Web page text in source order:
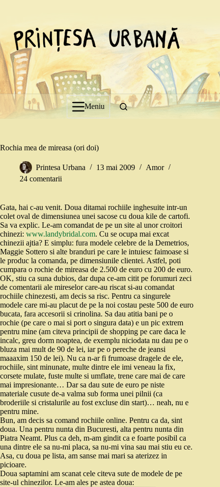
Meniu
Rochia mea de mireasa (ori doi)
Printesa Urbana 13 mai 2009
Amor
24 comentarii
Gata, hai c-au venit. Doua ditamai rochiile inghesuite intr-un
colet oval de dimensiunea unei sacose cu doua kile de cartofi.
Sa va explic. Le-am comandat de pe un site al unor croitori
chinezi: www.landybridal.com. Cu se ocupa mai excat
chinezii ajtia? E simplu: fura modele celebre de la Demetrios,
Maggie Sottero si alte branduri pe care le intuiesc faimoase si
le produc la comanda, pe dimensiunile clientei. Astfel, poti
cumpara o rochie de mireasa de 2.500 de euro cu 200 de euro.
OK, stiu ca suna dubios, dar dupa ce-am citit pe forumuri zeci
de comentarii ale mireselor care-au riscat si-au comandat
rochiile chinezesti, am decis sa risc. Pentru ca singurele
modele care mi-au placut de pe la noi costau peste 500 de euro
bucata, fara accesorii si crinolina. Sa dau atitia bani pe o
rochie (pe care o mai si port o singura data) e un pic extrem
pentru mine (am citeva principii de shopping pe care daca le
incalc, greu dorm noaptea, de exemplu niciodata nu dau pe o
bluza mai mult de 90 de lei, iar pe o pereche de jeansi
maaaxim 150 de lei). Nu ca n-ar fi frumoase dragele de ele,
rochiile, sint minunate, multe dintre ele imi veneau la fix,
corsete mulate, fuste multe si umflate, trene care mai de care
mai impresionante… Dar sa dau sute de euro pe niste
materiale cusute de-a valma sub forma unei pilnii (ca
broderiile si cristalurile au fost excluse din start)… neah, nu e
pentru mine.
Bun, am decis sa comand rochiile online. Pentru ca da, sint
doua. Una pentru nunta din Bucuresti, alta pentru nunta din
Piatra Neamt. Plus ca deh, m-am gindit ca e foarte posibil ca
una dintre ele sa nu-mi placa, sa nu-mi vina sau mai stiu eu ce.
Asa, cu doua pe lista, am sanse mai mari sa aterizez in
picioare.
Doua saptamini am scanat cele citeva sute de modele de pe
site-ul chinezilor. Le-am ales pe astea doua: